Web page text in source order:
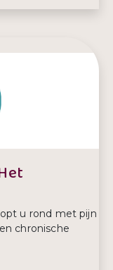
u rond met pijn
chronische